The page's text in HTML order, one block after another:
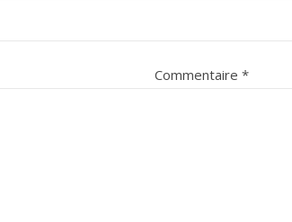
Commentaire *